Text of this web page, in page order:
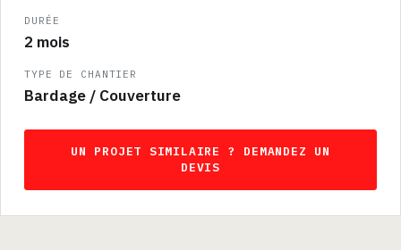
DURÉE
2 mois
TYPE DE CHANTIER
Bardage / Couverture
UN PROJET SIMILAIRE ? DEMANDEZ UN
DEVIS